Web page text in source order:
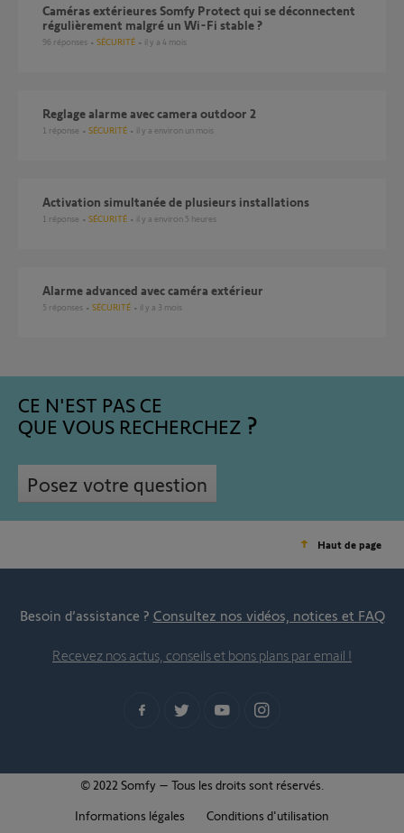
Caméras extérieures Somfy Protect qui se déconnectent
régulièrement malgré un Wi-Fi stable ?
96 réponses SÉCURITÉ il y a 4 mois
Reglage alarme avec camera outdoor 2
1 réponse SÉCURITÉ il y a environ un mois
Activation simultanée de plusieurs installations
1 réponse SÉCURITÉ il y a environ 5 heures
Alarme advanced avec caméra extérieur
5 réponses SÉCURITÉ il y a 3 mois
CE N'EST PAS CE
QUE VOUS RECHERCHEZ
Posez votre question
Haut de page
Besoin d’assistance ? Consultez nos vidéos, notices et FAQ
Recevez nos actus, conseils et bons plans par email !
© 2022 Somfy – Tous les droits sont réservés.
Informations légales
Conditions d'utilisation